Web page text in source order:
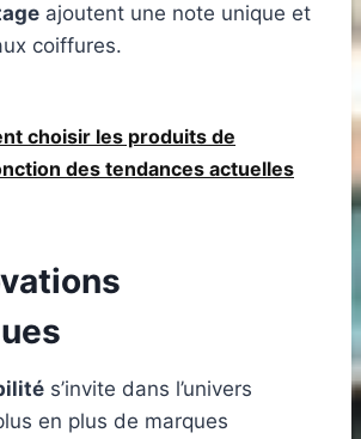
ajoutent une note unique et
coiffures.
choisir les produits de
des tendances actuelles
s’invite dans l’univers
en plus de marques